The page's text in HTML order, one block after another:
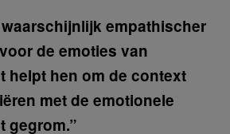
empathischer
de emoties van
helpt hen om de context
met de emotionele
gegrom.”